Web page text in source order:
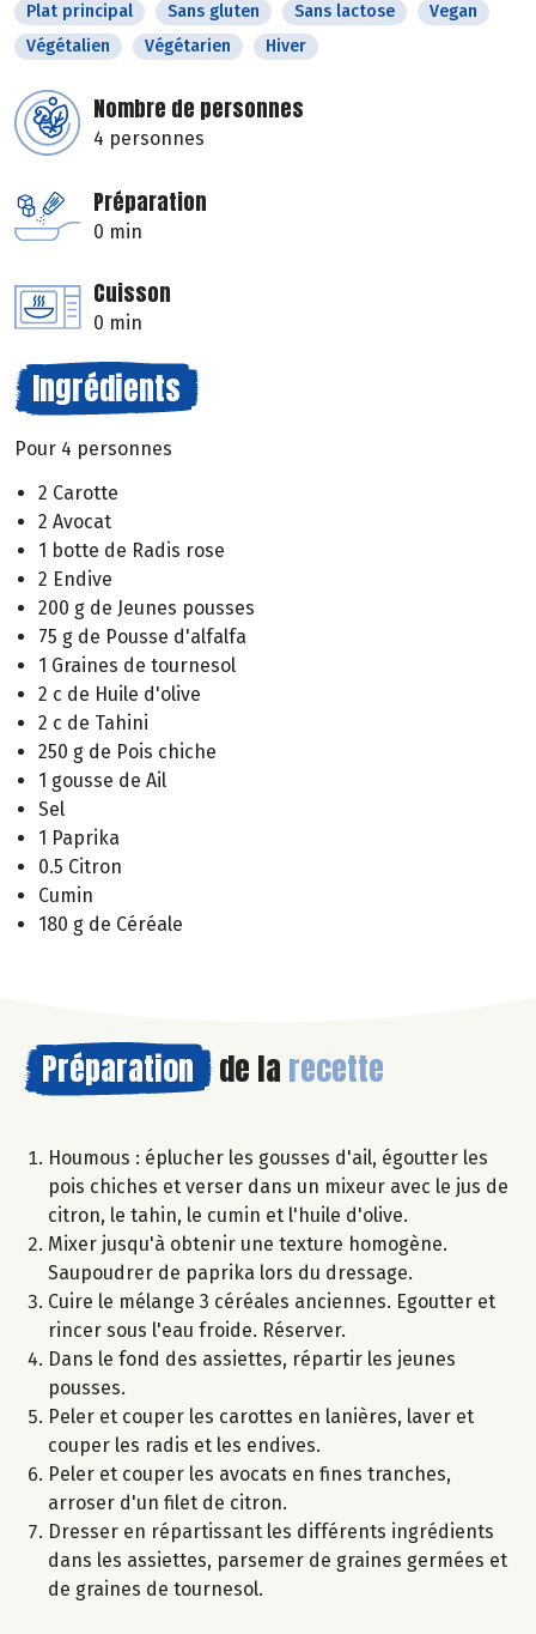
Plat principal Sans gluten Sans lactose
Vegan
Végétalien
Végétarien Hiver
Nombre de personnes
4 personnes
Préparation
0 min
Cuisson
0 min
Ingrédients
Pour 4 personnes
2 Carotte
2 Avocat
1 botte de Radis rose
2 Endive
200 g de Jeunes pousses
75 g de Pousse d'alfalfa
1 Graines de tournesol
2 c de Huile d'olive
2 c de Tahini
250 g de Pois chiche
1 gousse de Ail
Sel
1 Paprika
0.5 Citron
Cumin
180 g de Céréale
Préparation de la recette
Houmous : éplucher les gousses d'ail, égoutter les
pois chiches et verser dans un mixeur avec le jus de
citron, le tahin, le cumin et l'huile d'olive.
Mixer jusqu'à obtenir une texture homogène.
Saupoudrer de paprika lors du dressage.
Cuire le mélange 3 céréales anciennes. Egoutter et
rincer sous l'eau froide. Réserver.
Dans le fond des assiettes, répartir les jeunes
pousses.
Peler et couper les carottes en lanières, laver et
couper les radis et les endives.
Peler et couper les avocats en fines tranches,
arroser d'un filet de citron.
Dresser en répartissant les différents ingrédients
dans les assiettes, parsemer de graines germées et
de graines de tournesol.